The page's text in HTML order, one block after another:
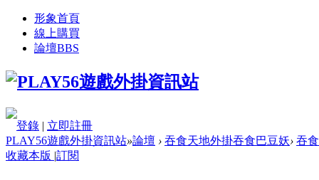
形象首頁
線上購買
論壇BBS
登錄 | 立即註冊
PLAY56遊戲外掛資訊站»論壇 › 吞食天地外掛吞食巴豆妖› 吞
收藏本版 |訂閱